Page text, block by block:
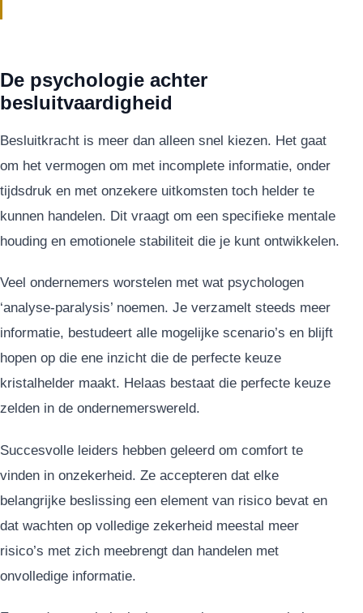
De psychologie achter
besluitvaardigheid
Besluitkracht is meer dan alleen snel kiezen. Het gaat
om het vermogen om met incomplete informatie, onder
tijdsdruk en met onzekere uitkomsten toch helder te
kunnen handelen. Dit vraagt om een specifieke mentale
houding en emotionele stabiliteit die je kunt ontwikkelen.
Veel ondernemers worstelen met wat psychologen
‘analyse-paralysis’ noemen. Je verzamelt steeds meer
informatie, bestudeert alle mogelijke scenario’s en blijft
hopen op die ene inzicht die de perfecte keuze
kristalhelder maakt. Helaas bestaat die perfecte keuze
zelden in de ondernemerswereld.
Succesvolle leiders hebben geleerd om comfort te
vinden in onzekerheid. Ze accepteren dat elke
belangrijke beslissing een element van risico bevat en
dat wachten op volledige zekerheid meestal meer
risico’s met zich meebrengt dan handelen met
onvolledige informatie.